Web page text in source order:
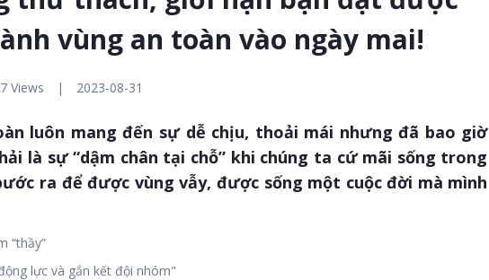
vùng an toàn vào ngày mai!
Views | 2023-08-31
luôn mang đến sự dễ chịu, thoải mái nhưng đã bao giờ
là sự “dậm chân tại chỗ” khi chúng ta cứ mãi sống trong
ra để được vùng vẫy, được sống một cuộc đời mà mình
“thầy”
lực và gắn kết đội nhóm"